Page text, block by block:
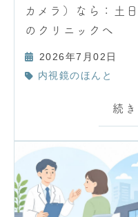
カメラ）なら：土
のクリニックへ
2026年7月02日
内視鏡のほんと
続